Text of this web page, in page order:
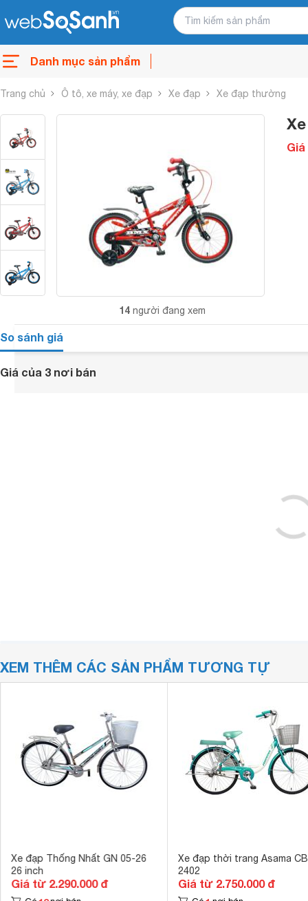
Danh mục sản phẩm
Trang chủ Ô tô, xe máy, xe đạp Xe đạp Xe đạp thường
14 người đang xem
Giá
So sánh giá
Giá của 3 nơi bán
XEM THÊM CÁC SẢN PHẨM TƯƠNG TỰ
Xe đạp Thống Nhất GN 05-26
26 inch
Giá từ 2.290.000 đ
Xe đạp thời trang Asama
2402
Giá từ 2.750.000 đ